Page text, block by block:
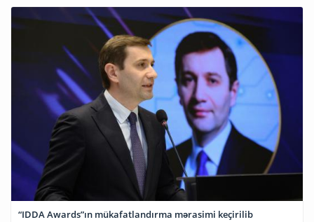
“IDDA Awards”ın mükafatlandırma mərasimi keçirilib